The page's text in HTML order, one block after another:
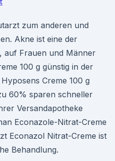
zum anderen und
Akne ist eine der
auf Frauen und Männer
100 g günstig in der
Creme 100 g
60% sparen schneller
Versandapotheke
Econazole-Nitrat-Creme
Econazol Nitrat-Creme ist
Behandlung.